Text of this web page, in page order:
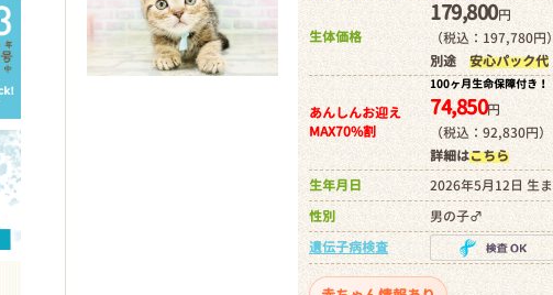
生体価格
179,800円
（税込：197,780円
別途 安心パック代
あんしんお迎え
MAX70%割
100ヶ月生命保障付き！
74,850円
（税込：92,830円）
詳細はこちら
生年月日
2026年5月12日 生
性別
男の子♂
遺伝子病検査